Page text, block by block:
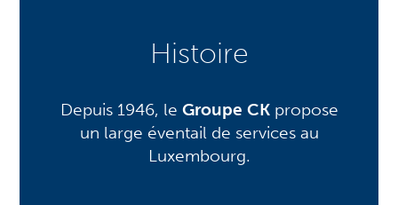
Histoire
Depuis 1946, le Groupe CKpropose
un large éventail de services au
Luxembourg.